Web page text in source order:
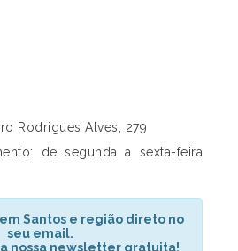
Rodrigues Alves, 279
de segunda a sexta-feira
Santos e região direto no
seu email.
nossa newsletter gratuita!